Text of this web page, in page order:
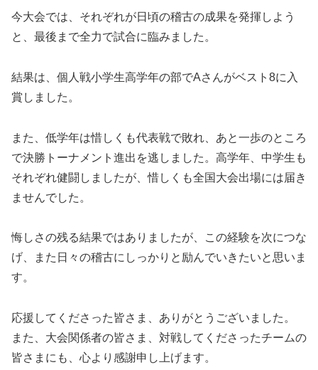
今大会では、それぞれが日頃の稽古の成果を発揮しよう
と、最後まで全力で試合に臨みました。
結果は、個人戦小学生高学年の部でAさんがベスト8に入
賞しました。
また、低学年は惜しくも代表戦で敗れ、あと一歩のところ
で決勝トーナメント進出を逃しました。高学年、中学生も
それぞれ健闘しましたが、惜しくも全国大会出場には届き
ませんでした。
悔しさの残る結果ではありましたが、この経験を次につな
げ、また日々の稽古にしっかりと励んでいきたいと思いま
す。
応援してくださった皆さま、ありがとうございました。
また、大会関係者の皆さま、対戦してくださったチームの
皆さまにも、心より感謝申し上げます。